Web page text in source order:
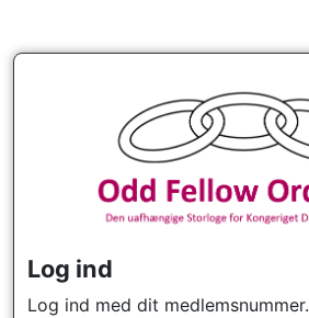
Log ind
Log ind med dit medlemsnummer.